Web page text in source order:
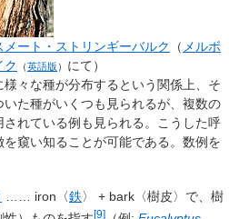
メート・ストリンギーバルク （ メルボ
ク （英語版 ） にて）
々な種が分布するという関係上、そ
いた種がいくつも見られるが、複数の
れている例も見られる。こうした呼
窺い知ることが可能である。数例を
…… iron〈鉄〉 + bark〈樹皮〉で、樹
[9]